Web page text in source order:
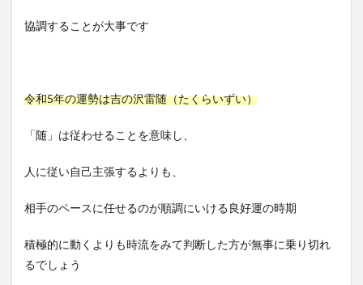
協調することが大事です
令和5年の運勢は吉の沢雷随（たくらいずい）
「随」は従わせることを意味し、
人に従い自己主張するよりも、
相手のペースに任せるのが順調にいける良好運の時期
積極的に動くよりも時流をみて判断した方が無事に乗り切れ
るでしょう